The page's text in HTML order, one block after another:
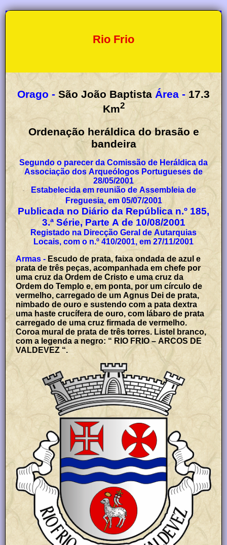
Rio Frio
Orago - São João Baptista Área - 17.3
Km2
Ordenação heráldica do brasão e
bandeira
Segundo o parecer da Comissão de Heráldica da
Associação dos Arqueólogos Portugueses de
28/05/2001
Estabelecida em reunião de Assembleia de
Freguesia, em 05/07/2001
Publicada no Diário da República n.º 185,
3.ª Série, Parte A de 10/08/2001
Registado na Direcção Geral de Autarquias
Locais, com o n.º 410/2001, em 27/11/2001
Armas - Escudo de prata, faixa ondada de azul e
prata de três peças, acompanhada em chefe por
uma cruz da Ordem de Cristo e uma cruz da
Ordem do Templo e, em ponta, por um círculo de
vermelho, carregado de um Agnus Dei de prata,
nimbado de ouro e sustendo com a pata dextra
uma haste crucífera de ouro, com lábaro de prata
carregado de uma cruz firmada de vermelho.
Coroa mural de prata de três torres. Listel branco,
com a legenda a negro: “ RIO FRIO – ARCOS DE
VALDEVEZ “.